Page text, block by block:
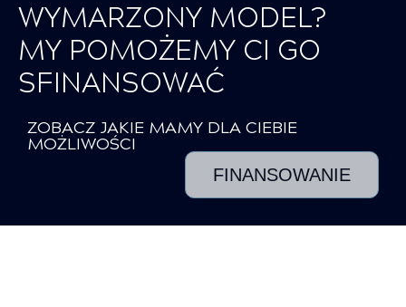
WYMARZONY MODEL?
MY POMOŻEMY CI GO
SFINANSOWAĆ
ZOBACZ JAKIE MAMY DLA CIEBIE
MOŻLIWOŚCI
FINANSOWANIE